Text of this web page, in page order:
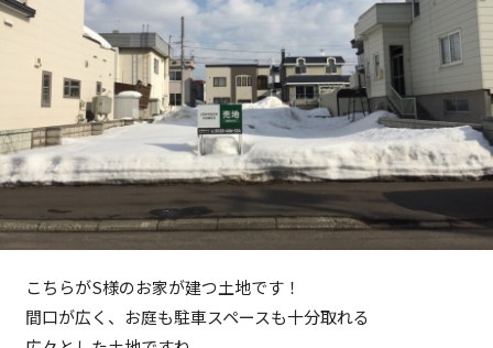
こちらがS様のお家が建つ土地です！
間口が広く、お庭も駐車スペースも十分取れる